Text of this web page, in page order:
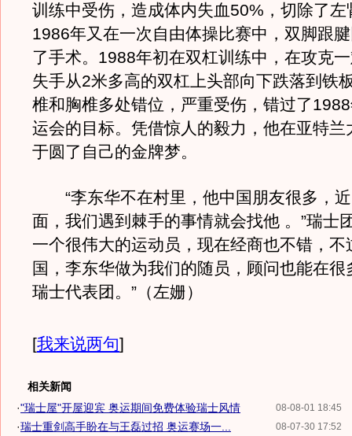
训练中受伤，造成体内失血50%，切除了左
1986年又在一次自由体操比赛中，双脚跟
了手术。1988年初在双杠训练中，在攻克
失手从2米多高的双杠上头部向下跌落到铁
椎和胸椎多处错位，严重受伤，错过了
运会的目标。凭借惊人的毅力，他在亚特兰
于圆了自己的金牌梦。
“李东华不在村里，他中国朋友很多，近
面，我们遇到棘手的事情就会找他 。”瑞士
一个很伟大的运动员，现在经商也不错，不
国，李东华做为我们的随员，顾问也能在很
瑞士代表团。”（左姗）
[我来说两句]
相关新闻
08-08-01 18:45
·"瑞士屋"开屋迎宾 奥运期间免费体验瑞士风情
08-07-30 17:52
·瑞士重剑高手盼在与王磊过招 奥运赛场一...